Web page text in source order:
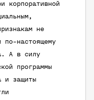
корпоративной
не
по-настоящему
А в силу
программы
и защиты